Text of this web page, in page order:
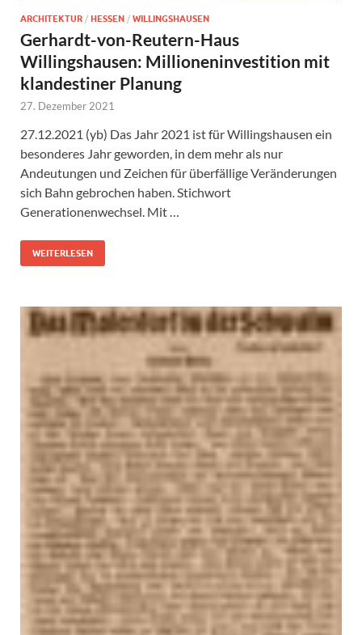
ARCHITEKTUR / HESSEN / WILLINGSHAUSEN
Gerhardt-von-Reutern-Haus
Willingshausen: Millioneninvestition mit
klandestiner Planung
27. Dezember 2021
27.12.2021 (yb) Das Jahr 2021 ist für Willingshausen ein
besonderes Jahr geworden, in dem mehr als nur
Andeutungen und Zeichen für überfällige Veränderungen
sich Bahn gebrochen haben. Stichwort
Generationenwechsel. Mit …
WEITERLESEN